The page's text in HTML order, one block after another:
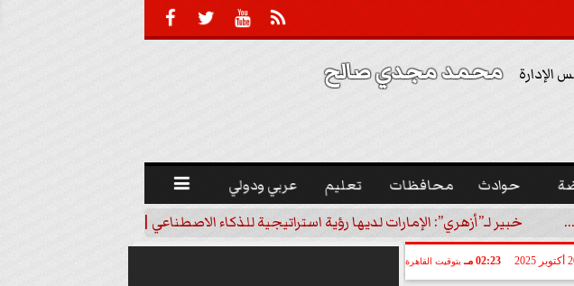
  

الإدارة محمد مجدي صالح
حوادث محافظات تعليم عربي ودولي 
خبير لـ”أزهري”: الإمارات لديها رؤية استراتيجية للذكاء الاصطناعي | فيديو
02:23 مـ بتوقيت القاهرة